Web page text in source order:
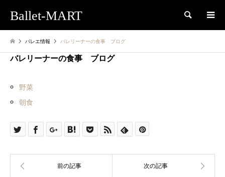
Ballet-MART 検索
バレエ情報 バレリーナーの食事 ブログ
バレリーナーの食事 ブログ
野菜
朝食